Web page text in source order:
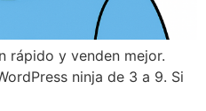
rápido y venden mejor.
ninja de 3 a 9. Si